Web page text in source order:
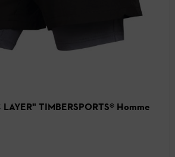
TIMBERSPORTS® Homme